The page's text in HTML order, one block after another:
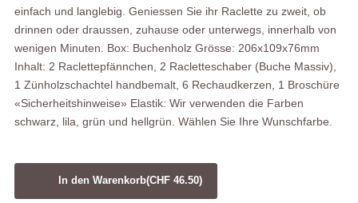
einfach und langlebig. Geniessen Sie ihr Raclette zu zweit, ob
drinnen oder draussen, zuhause oder unterwegs, innerhalb von
wenigen Minuten. Box: Buchenholz Grösse: 206x109x76mm
Inhalt: 2 Raclettepfännchen, 2 Racletteschaber (Buche Massiv),
1 Zünholzschachtel handbemalt, 6 Rechaudkerzen, 1 Broschüre
«Sicherheitshinweise» Elastik: Wir verwenden die Farben
schwarz, lila, grün und hellgrün. Wählen Sie Ihre Wunschfarbe.
In den Warenkorb(CHF 46.50)